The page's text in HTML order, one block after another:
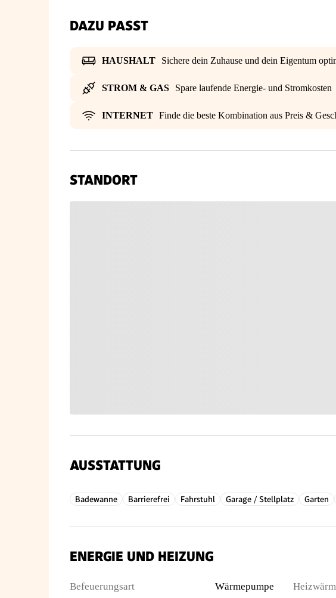
DAZU PASST
HAUSHALT Sichere dein Zuhause und dein Eigentum
STROM & GAS Spare laufende Energie- und Stromkosten
INTERNET Finde die beste Kombination aus Preis &
STANDORT
AUSSTATTUNG
Badewanne Barrierefrei Fahrstuhl Garage / Stellplatz Garten
ENERGIE UND HEIZUNG
Befeuerungsart
Wärmepumpe